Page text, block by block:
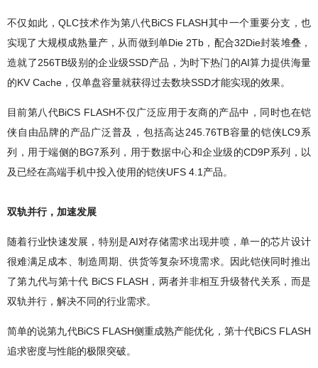
不仅如此，QLC技术作为第八代BiCS FLASH其中一个重要分支，也
实现了大规模成熟量产，从而做到单Die 2Tb，配合32Die封装堆叠，
造就了256TB级别的企业级SSD产品，为时下热门的AI算力提供海量
的KV Cache，仅单盘容量就获得过去数块SSD才能实现的效果。
目前第八代BiCS FLASH不仅广泛应用于友商的产品中，同时也在铠
侠自由品牌的产品广泛普及，包括高达245.76TB容量的铠侠LC9系
列，用于端侧的BG7系列，用于数据中心和企业级的CD9P系列，以
及已经在高端手机中投入使用的铠侠UFS 4.1产品。
双轨并行，加速发展
随着行业快速发展，特别是AI对存储需求出现井喷，单一的芯片设计
很难满足成本、制造周期、供货等复杂环境需求。因此铠侠同时推出
了第九代与第十代 BiCS FLASH，两者并非相互升级替代关系，而是
双轨并行，解决不同的行业需求。
简单的说第九代BiCS FLASH侧重成熟产能优化，第十代BiCS FLASH
追求密度与性能的极限突破。